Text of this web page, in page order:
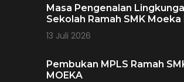
Masa Pengenalan
Sekolah Ramah SMK Moeka
13 Juli 2026
Pembukan MPLS Ramah
MOEKA